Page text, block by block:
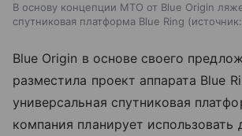
В основу концепции MTO от Blue Origin
спутниковая платформа Blue Ring
источник:
Blue Origin в основе своего
разместила проект аппарата Blue
универсальная спутниковая
компания планирует использовать